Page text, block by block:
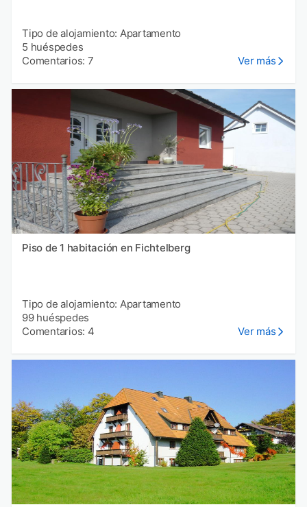
Tipo de alojamiento: Apartamento
5 huéspedes
Comentarios: 7
Ver más
Piso de 1 habitación en Fichtelberg
Tipo de alojamiento: Apartamento
99 huéspedes
Comentarios: 4
Ver más